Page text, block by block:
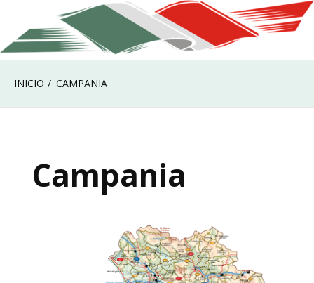
INICIO CAMPANIA
Campania